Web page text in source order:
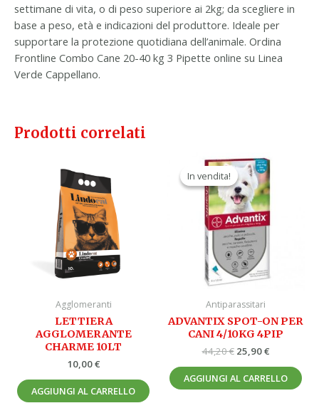
settimane di vita, o di peso superiore ai 2kg; da scegliere in
base a peso, età e indicazioni del produttore. Ideale per
supportare la protezione quotidiana dell’animale. Ordina
Frontline Combo Cane 20-40 kg 3 Pipette online su Linea
Verde Cappellano.
Prodotti correlati
Agglomeranti
LETTIERA
AGGLOMERANTE
CHARME 10LT
10,00€
AGGIUNGI AL CARRELLO
In vendita!
In vendita!
Antiparassitari
ADVANTIX SPOT-ON PER
CANI 4/10KG 4PIP
44,20€
Il
prezzo
originale
era:
44,20 €.
25,90€
Il
prezzo
attuale
è:
25,90 €.
AGGIUNGI AL CARRELLO